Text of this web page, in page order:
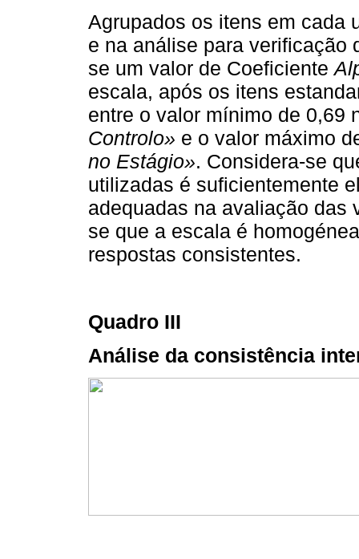
Agrupados os itens em cada
e na análise para verificação
se um valor de Coeficiente
escala, após os itens
entre o valor mínimo de 0,69
Controlo» e o valor máximo
no Estágio». Considera-se
utilizadas é suficientemente
adequadas na avaliação das
se que a escala é
respostas consistentes.
Quadro III
Análise da consistência